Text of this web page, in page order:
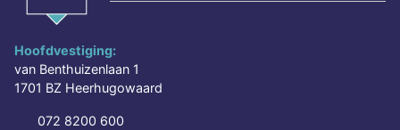
Hoofdvestiging:
van Benthuizenlaan 1
1701 BZ Heerhugowaard
072 8200 600